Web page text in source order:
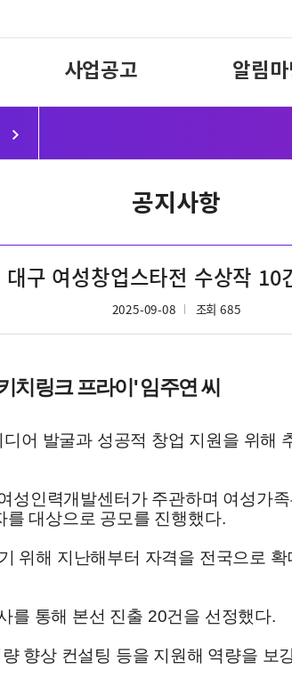
사업공고 알림마
공지사항
대구 여성창업스타전 수상작 10
2025-09-08 조회 685
치링크 프라이' 임주연 씨
어 발굴과 성공적 창업 지원을 위해
성인력개발센터가 주관하며 여성가
대상으로 공모를 진행했다.
위해 지난해부터 자격을 전국으로
를 통해 본선 진출 20건을 선정했다.
향상 컨설팅 등을 지원해 역량을 보